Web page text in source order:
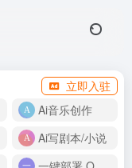
立即入驻
Ai音乐创作
Ai写剧本/小说